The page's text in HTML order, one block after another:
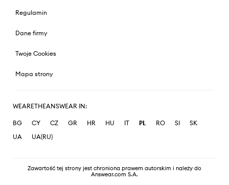
Regulamin
Dane firmy
Twoje Cookies
Mapa strony
WEARETHEANSWEAR IN:
BG CY CZ GR HR HU IT PL RO SI
SK
UA
UA(RU)
Zawartość tej strony jest chroniona prawem autorskim i należy do
Answear.com S.A.